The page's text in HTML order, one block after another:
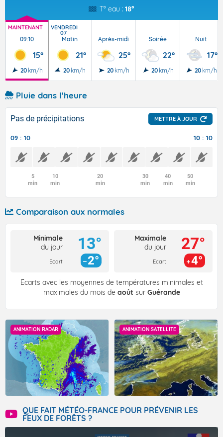
T° eau : 18°
MAINTENANT
09:10
15°
20 km/h
VENDREDI
07
Matin
21°
20 km/h
Après-midi
25°
20 km/h
Soirée
22°
20 km/h
Nuit
17°
20 km/h
Pluie dans l'heure
Pas de précipitations METTRE À JOUR
09 : 10 10 : 10
5
min
10
min
20
min
30
min
40
min
50
min
Comparaison aux normales
Minimale
du jour
Ecart
13°
2°
Maximale
du jour
Ecart
27°
4°
Écarts avec les moyennes de températures minimales et
maximales du mois de août sur Guérande
ANIMATION RADAR ANIMATION SATELLITE
QUE FAIT MÉTÉO-FRANCE POUR PRÉVENIR LES
FEUX DE FORÊTS ?